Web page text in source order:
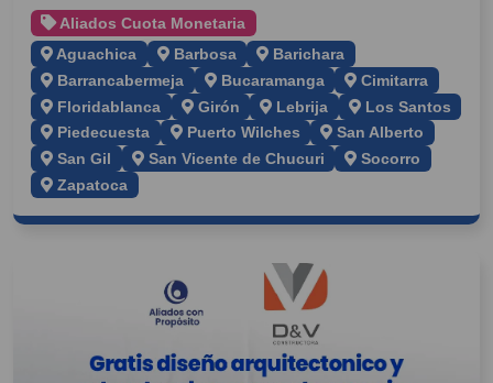
Aliados Cuota Monetaria
Aguachica
Barbosa
Barichara
Barrancabermeja
Bucaramanga
Cimitarra
Floridablanca
Girón Lebrija
Los Santos
Piedecuesta
Puerto Wilches
San Alberto
San Gil
San Vicente de Chucuri
Socorro
Zapatoca